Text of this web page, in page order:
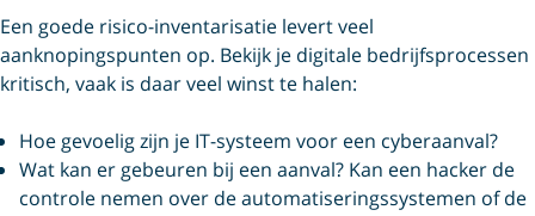
Een goede risico-inventarisatie levert veel
aanknopingspunten op. Bekijk je digitale bedrijfsprocessen
kritisch, vaak is daar veel winst te halen:
Hoe gevoelig zijn je IT-systeem voor een cyberaanval?
Wat kan er gebeuren bij een aanval? Kan een hacker de
controle nemen over de automatiseringssystemen of de